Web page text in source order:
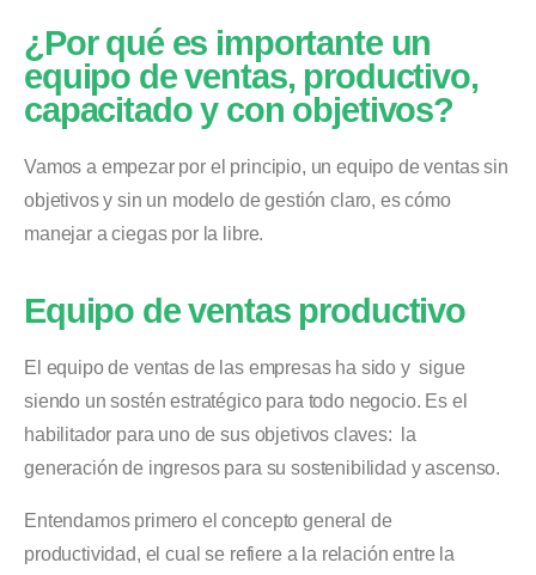
¿Por qué es importante un
equipo de ventas, productivo,
capacitado y con objetivos?
Vamos a empezar por el principio, un equipo de ventas sin
objetivos y sin un modelo de gestión claro, es cómo
manejar a ciegas por la libre.
Equipo de ventas productivo
El equipo de ventas de las empresas ha sido y sigue
siendo un sostén estratégico para todo negocio. Es el
habilitador para uno de sus objetivos claves: la
generación de ingresos para su sostenibilidad y ascenso.
Entendamos primero el concepto general de
productividad, el cual se refiere a la relación entre la